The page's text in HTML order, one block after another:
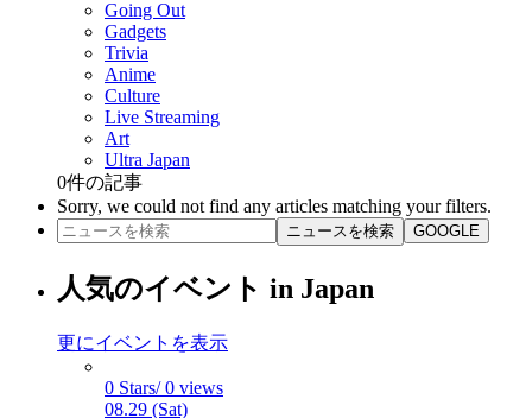
Going Out
Gadgets
Trivia
Anime
Culture
Live Streaming
Art
Ultra Japan
0件の記事
Sorry, we could not find any articles matching your filters.
ニュースを検索 GOOGLE
人気のイベント in Japan
更にイベントを表示
0 Stars/ 0 views
08.29 (Sat)